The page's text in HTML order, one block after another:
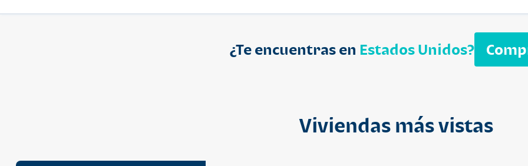
¿Te encuentras en Estados Unidos?
Viviendas más vistasSegheria